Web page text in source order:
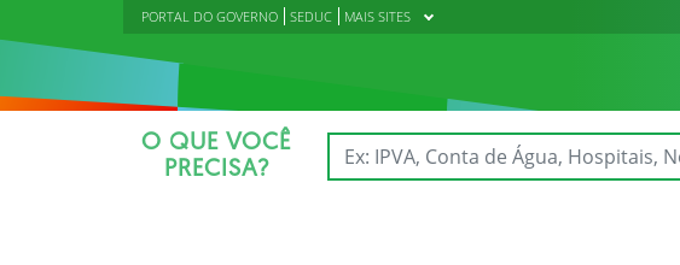
PORTAL DO GOVERNO SEDUC MAIS SITES
O QUE VOCÊ
PRECISA?